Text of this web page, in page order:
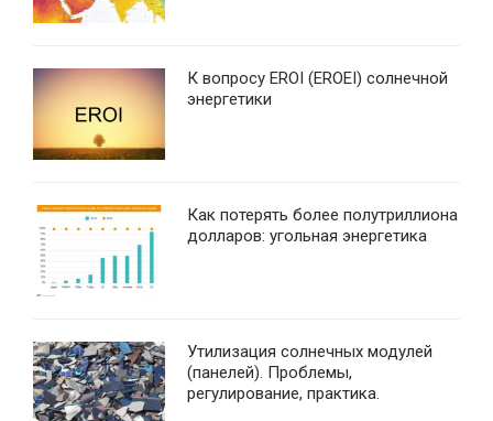
К вопросу EROI (EROEI) солнечной
энергетики
Как потерять более полутриллиона
долларов: угольная энергетика
Утилизация солнечных модулей
(панелей). Проблемы,
регулирование, практика.